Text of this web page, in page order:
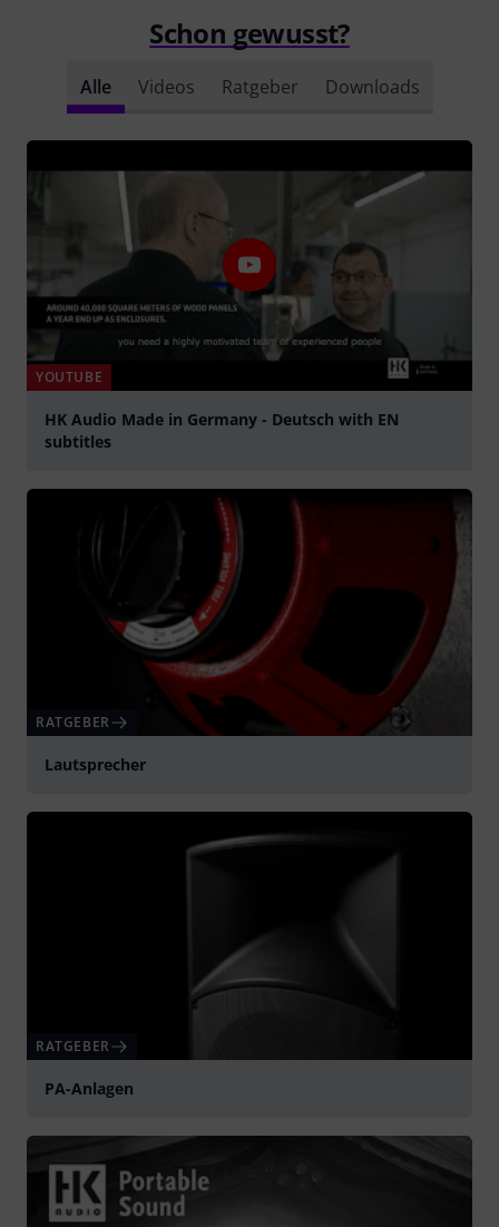
Schon gewusst?
Alle Videos Ratgeber Downloads
YOUTUBE
HK Audio Made in Germany - Deutsch with EN
subtitles
RATGEBER
Lautsprecher
RATGEBER
PA-Anlagen